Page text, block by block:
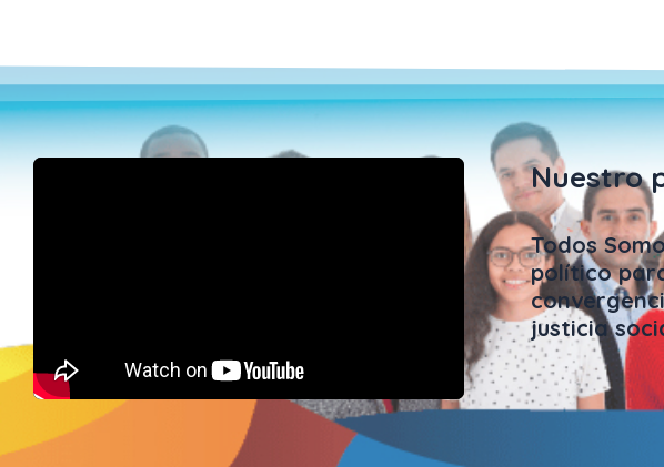
Nuestro
Todos
político
justicia